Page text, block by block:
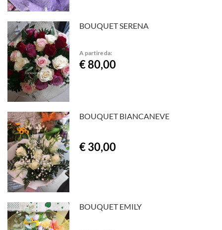
BOUQUET SERENA
A partire da:
€ 80,00
BOUQUET BIANCANEVE
€ 30,00
BOUQUET EMILY